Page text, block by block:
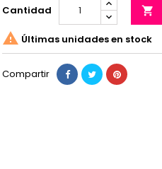
Cantidad 
 Últimas unidades en stock
Compartir